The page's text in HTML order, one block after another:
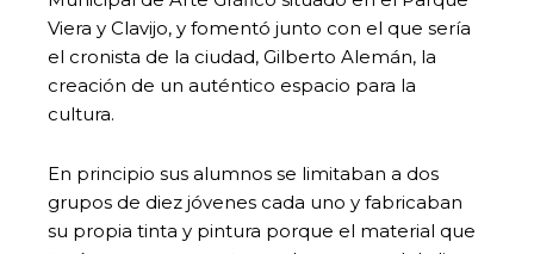
Viera y Clavijo, y fomentó junto con el que sería
el cronista de la ciudad, Gilberto Alemán, la
creación de un auténtico espacio para la
cultura.
En principio sus alumnos se limitaban a dos
grupos de diez jóvenes cada uno y fabricaban
su propia tinta y pintura porque el material que